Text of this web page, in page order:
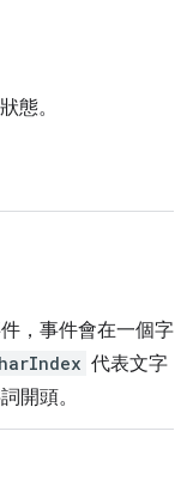
態。
，事件會在一個字
代表文字
開頭。